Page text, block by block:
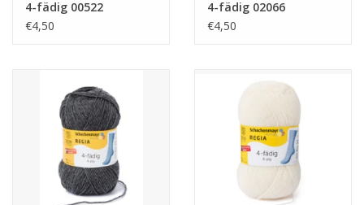
Cadeaubonnen
Guy's blog
4-fädig 00522
€4,50
4-fädig 02066
€4,50